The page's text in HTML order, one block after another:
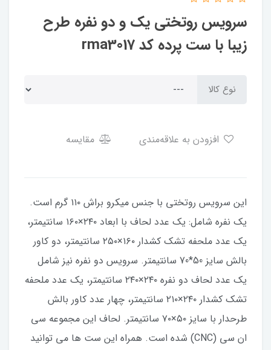
سرویس روتختی یک و دو نفره طرح
زیبا با ست پرده کد rma3017
نوع کالا
مقایسه
این ​​​​سرویس روتختی با جنس میکرو براش ۱۱۰ گرم است.
یک نفره شامل: یک عدد لحاف با ابعاد ۲۴۰×۱۶۰ سانتیمتر،
یک عدد ملحفه تشک کشدار ۱۶۰×۲۵۰ سانتیمتر، دو کاور
بالش سایز 50*70 سانتیمتر. سرویس دو نفره نیز شامل
یک عدد لحاف دو نفره ۲۴۰×۲۴۰ سانتیمتر، یک عدد ملحفه
تشک کشدار ۲۴۰×۲۱۰ سانتیمتر، چهار عدد کاور بالش
طرحدار با سایز ۵۰×۷۰ سانتیمتر. لحاف این مجموعه سی
ان سی (CNC) شده است. همراه این ست ها می توانید